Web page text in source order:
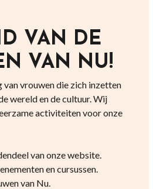
VAN DE
VAN NU!
van vrouwen die zich inzetten
wereld en de cultuur. Wij
activiteiten voor onze
van onze website.
en cursussen.
van Nu.